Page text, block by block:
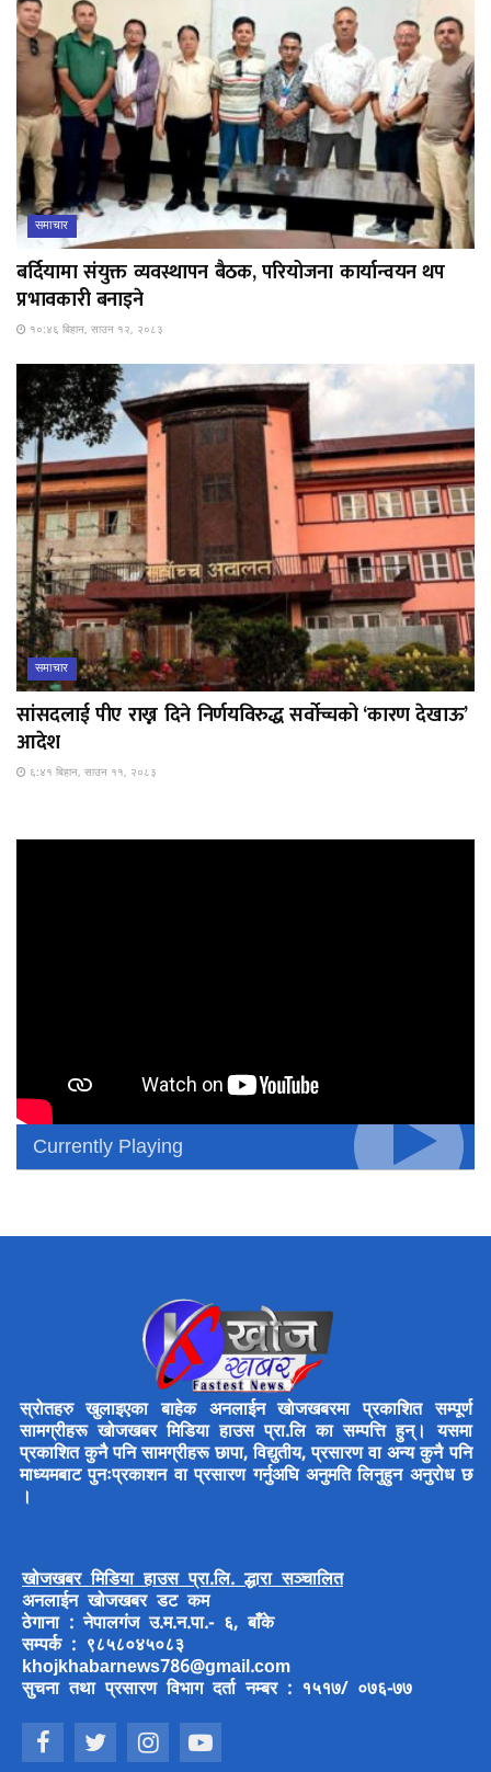
समाचार
बर्दियामा संयुक्त व्यवस्थापन बैठक, परियोजना कार्यान्वयन थप
प्रभावकारी बनाइने
१०:४६ बिहान, साउन १२, २०८३
समाचार
सांसदलाई पीए राख्न दिने निर्णयविरुद्ध सर्वोच्चको ‘कारण देखाऊ’
आदेश
६:४१ बिहान, साउन ११, २०८३
Currently Playing
स्रोतहरु खुलाइएका बाहेक अनलाईन खोजखबरमा प्रकाशित सम्पूर्ण
सामग्रीहरू खोजखबर मिडिया हाउस प्रा.लि का सम्पत्ति हुन्। यसमा
प्रकाशित कुनै पनि सामग्रीहरू छापा, विद्युतीय, प्रसारण वा अन्य कुनै पनि
माध्यमबाट पुनःप्रकाशन वा प्रसारण गर्नुअघि अनुमति लिनुहुन अनुरोध छ
।
खोजखबर मिडिया हाउस प्रा.लि. द्धारा सञ्चालित
अनलाईन खोजखबर डट कम
ठेगाना : नेपालगंज उ.म.न.पा.- ६, बाँके
सम्पर्क : ९८५८०४५०८३
khojkhabarnews786@gmail.com
सुचना तथा प्रसारण विभाग दर्ता नम्बर : १५१७/ ०७६-७७